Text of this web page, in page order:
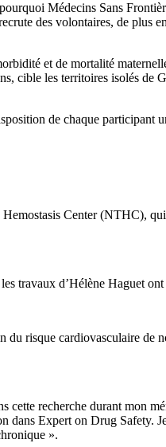
Médecins Sans
des volontaires, de plus
et de mortalité
cible les territoires isolés de
de chaque participant
Center (NTHC),
travaux d’Hélène Haguet ont
risque cardiovasculaire de
recherche durant mon
Expert on Drug Safety.
».